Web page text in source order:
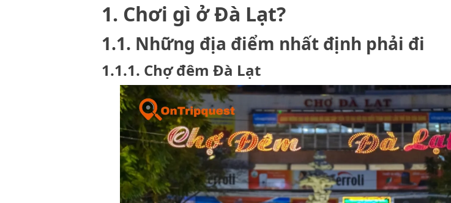
1. Chơi gì ở Đà Lạt?
1.1. Những địa điểm nhất định phải đi
1.1.1. Chợ đêm Đà Lạt